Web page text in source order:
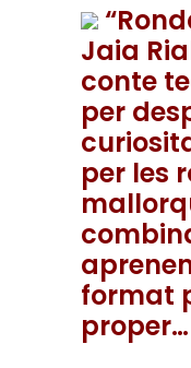
Jaia
conte
per
per les
format
proper…